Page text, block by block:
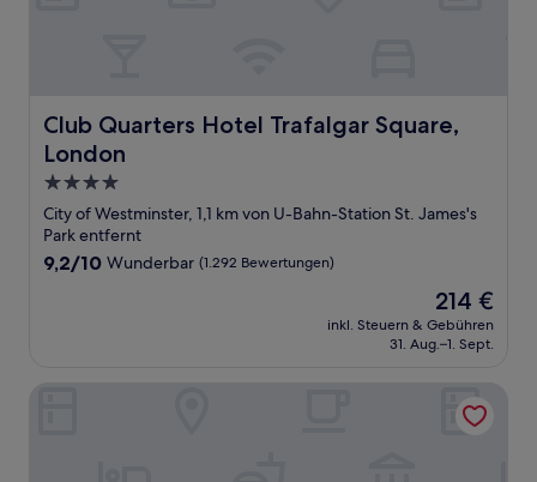
Club Quarters Hotel Trafalgar Square,
London
Club Quarters Hotel Trafalgar Square, London
4.0-
Sterne-
Unterkunft
City of Westminster, 1,1 km von U-Bahn-Station St. James's
Park entfernt
9.2
9,2/10 Wunderbar (1.292 Bewertungen)
Der
Preis
beträgt
214 €
inkl. Steuern & Gebühren
31. Aug.–1. Sept.